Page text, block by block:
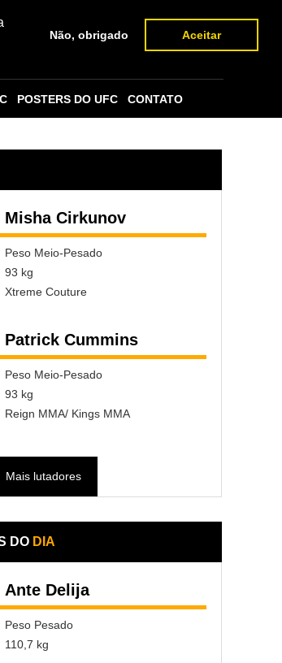
Não, obrigado Aceitar
POSTERS DO UFC CONTATO
Misha Cirkunov
Peso Meio-Pesado
93 kg
Xtreme Couture
Patrick Cummins
Peso Meio-Pesado
93 kg
Reign MMA/ Kings MMA
Mais lutadores
DO DIA
Ante Delija
Peso Pesado
110,7 kg